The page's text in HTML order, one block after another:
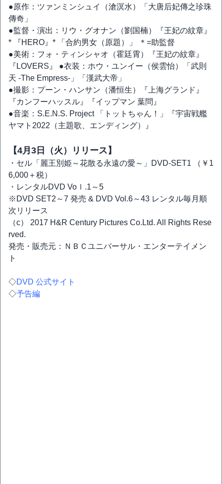
●原作：ツァンミンシュイ（滄溟水）「大唐后妃傳之珍珠
傳奇」
●監督・演出：リウ・グオナン（劉国楠）『王妃の紋章』
* 『HERO』* 「合約男女（原題）」 ＊=助監督
●美術：フォ・ティンシャオ（霍廷霄）『王妃の紋章』
『LOVERS』 ●衣装：ホウ・ユンイー（侯雲怡）「武則
天 -The Empress-」「漢武大帝」
●撮影：プーン・ハンサン（潘恒生）『上海グランド』
『カンフーハッスル』『イップマン 葉問』
●音楽：S.E.N.S. Project 「トットちゃん！」『宇宙戦艦
ヤマト2022（主題歌、エンディング）』
【4月3日（火）リリース】
・セル「麗王別姫～花散る永遠の愛～」DVD-SET1 （￥1
6,000＋税）
・レンタルDVD Voｌ.1～5
※DVD SET2～7 発売 & DVD Vol.6～43 レンタル毎月順
次リリース
（c） 2017 H&R Century Pictures Co.Ltd. All Rights Rese
rved.
発売・販売元：ＮＢＣユニバーサル・エンターテイメン
ト
◇DVD 公式サイト
◇予告編